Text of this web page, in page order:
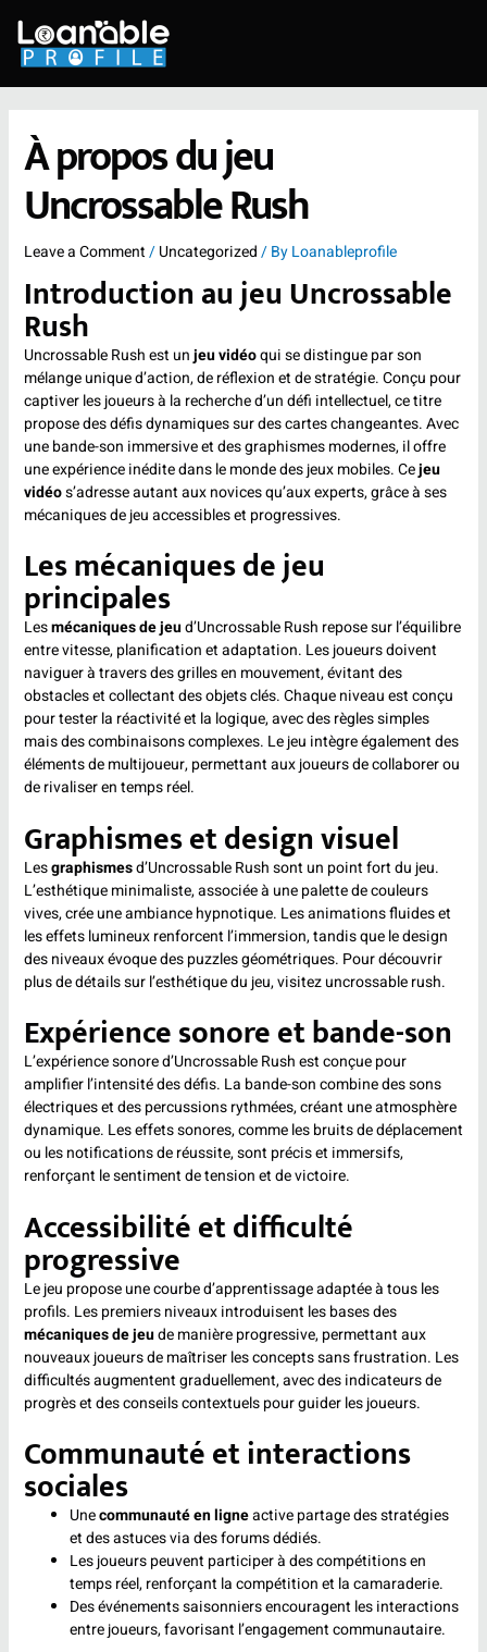
content
À propos du jeu
Uncrossable Rush
Leave a Comment/Uncategorized/ ByLoanableprofile
Introduction au jeu Uncrossable
Rush
Uncrossable Rush est unjeu vidéoqui se distingue par son
mélange unique d’action, de réflexion et de stratégie. Conçu pour
captiver les joueurs à la recherche d’un défi intellectuel, ce titre
propose des défis dynamiques sur des cartes changeantes. Avec
une bande-son immersive et des graphismes modernes, il offre
une expérience inédite dans le monde des jeux mobiles. Cejeu
vidéos’adresse autant aux novices qu’aux experts, grâce à ses
mécaniques de jeu accessibles et progressives.
Les mécaniques de jeu
principales
Lesmécaniques de jeud’Uncrossable Rush repose sur l’équilibre
entre vitesse, planification et adaptation. Les joueurs doivent
naviguer à travers des grilles en mouvement, évitant des
obstacles et collectant des objets clés. Chaque niveau est conçu
pour tester la réactivité et la logique, avec des règles simples
mais des combinaisons complexes. Le jeu intègre également des
éléments de multijoueur, permettant aux joueurs de collaborer ou
de rivaliser en temps réel.
Graphismes et design visuel
Lesgraphismesd’Uncrossable Rush sont un point fort du jeu.
L’esthétique minimaliste, associée à une palette de couleurs
vives, crée une ambiance hypnotique. Les animations fluides et
les effets lumineux renforcent l’immersion, tandis que le design
des niveaux évoque des puzzles géométriques. Pour découvrir
plus de détails sur l’esthétique du jeu, visitezuncrossable rush.
Expérience sonore et bande-son
L’expérience sonore d’Uncrossable Rush est conçue pour
amplifier l’intensité des défis. La bande-son combine des sons
électriques et des percussions rythmées, créant une atmosphère
dynamique. Les effets sonores, comme les bruits de déplacement
ou les notifications de réussite, sont précis et immersifs,
renforçant le sentiment de tension et de victoire.
Accessibilité et difficulté
progressive
Le jeu propose une courbe d’apprentissage adaptée à tous les
profils. Les premiers niveaux introduisent les bases des
mécaniques de jeude manière progressive, permettant aux
nouveaux joueurs de maîtriser les concepts sans frustration. Les
difficultés augmentent graduellement, avec des indicateurs de
progrès et des conseils contextuels pour guider les joueurs.
Communauté et interactions
sociales
Unecommunauté en ligneactive partage des stratégies
et des astuces via des forums dédiés.
Les joueurs peuvent participer à des compétitions en
temps réel, renforçant la compétition et la camaraderie.
Des événements saisonniers encouragent les interactions
entre joueurs, favorisant l’engagement communautaire.